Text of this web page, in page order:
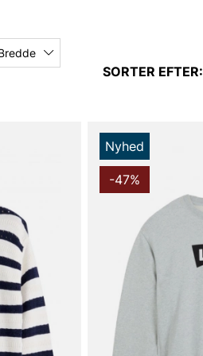
SORTER EFTER:
Nyhed
-47%